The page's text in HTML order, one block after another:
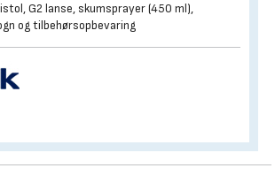
G2 lanse, skumsprayer (450 ml),
og tilbehørsopbevaring